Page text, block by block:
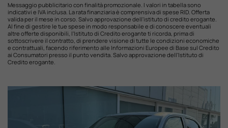
Messaggio pubblicitario con finalità promozionale. I valori in tabella sono
indicativi e IVA inclusa. La rata finanziaria è comprensiva di spese RID. Offerta
valida per il mese in corso. Salvo approvazione dell'istituto di credito erogante.
Al fine di gestire le tue spese in modo responsabile e di conoscere eventuali
altre offerte disponibili, l'Istituto di Credito erogante ti ricorda, prima di
sottoscrivere il contratto, di prendere visione di tutte le condizioni economiche
e contrattuali, facendo riferimento alle Informazioni Europee di Base sul Credito
ai Consumatori presso il punto vendita. Salvo approvazione dell'Istituto di
Credito erogante.